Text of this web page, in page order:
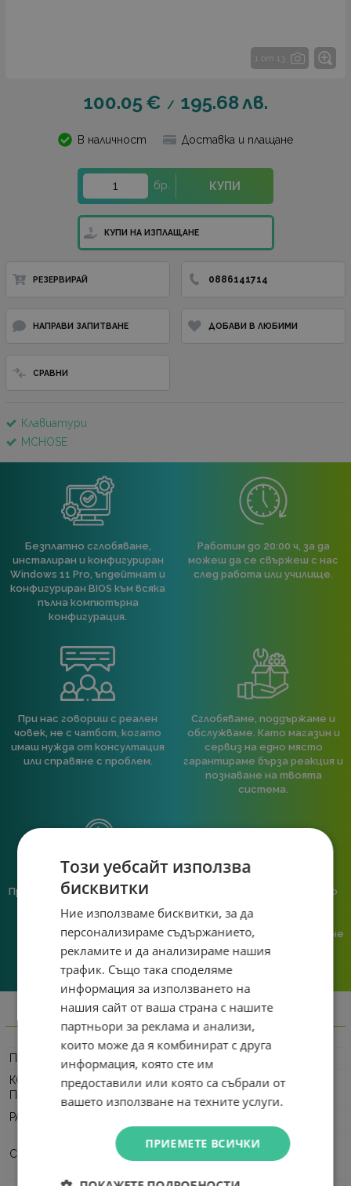
1 от 13
100.05€ / 195.68лв.
В наличност Доставка и плащане
бр. КУПИ
КУПИ НА ИЗПЛАЩАНЕ
РЕЗЕРВИРАЙ 0886141714
НАПРАВИ ЗАПИТВАНЕ ДОБАВИ В ЛЮБИМИ
СРАВНИ
Клавиатури
MCHOSE
Безплатно сглобяване,
инсталиран и конфигуриран
Windows 11 Pro, ъпдейтнат и
конфигуриран BIOS към всяка
пълна компютърна
конфигурация.
Работим до 20:00 ч, за да
можеш да се свържеш с нас
след работа или училище.
При нас говориш с реален
човек, не с чатбот, когато
имаш нужда от консултация
или справяне с проблем.
Сглобяваме, поддържаме и
обслужваме. Като магазин и
сервиз на едно място
гарантираме бърза реакция и
познаване на твоята
система.
Предлагаме различни методи
възможност за плащане с
криптовалута.
Ние сме малък екип и точно
отговорност за всяка
поръчка. Ако има проблем – не
го прехвърляме, а го
Информация
ПРОИЗВОДИТЕЛ
КОД НА
ПРОИЗВОДИТЕЛЯ
MC-K99V3-4
РАЗМЕР
СВЪРЗВАНЕ
Bluetooth
Този уебсайт използва
бисквитки
Ние използваме бисквитки, за да
персонализираме съдържанието,
рекламите и да анализираме нашия
трафик. Също така споделяме
информация за използването на
нашия сайт от ваша страна с нашите
партньори за реклама и анализи,
които може да я комбинират с друга
информация, която сте им
предоставили или която са събрали от
вашето използване на техните услуги.
ПРИЕМЕТЕ ВСИЧКИ